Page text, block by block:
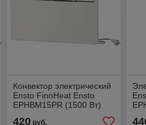
Конвектор электрический
Ensto FinnHeat Ensto
EPHBM15PR (1500 Вт)
420руб.